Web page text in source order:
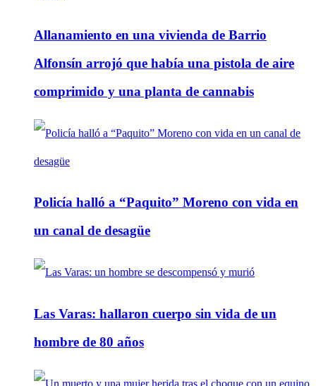
Allanamiento en una vivienda de Barrio
Alfonsín arrojó que había una pistola de aire
comprimido y una planta de cannabis
Policía halló a “Paquito” Moreno con vida en
un canal de desagüe
Las Varas: hallaron cuerpo sin vida de un
hombre de 80 años